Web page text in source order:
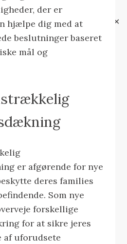
✕
der er
hjælpe dig med at
beslutninger baseret
mål og
er afgørende for nye
deres families
Som nye
forskellige
for at sikre jeres
uforudsete